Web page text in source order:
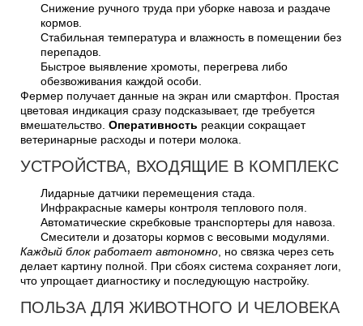
Снижение ручного труда при уборке навоза и раздаче
кормов.
Стабильная температура и влажность в помещении без
перепадов.
Быстрое выявление хромоты, перегрева либо
обезвоживания каждой особи.
Фермер получает данные на экран или смартфон. Простая
цветовая индикация сразу подсказывает, где требуется
вмешательство. Оперативность реакции сокращает
ветеринарные расходы и потери молока.
УСТРОЙСТВА, ВХОДЯЩИЕ В КОМПЛЕКС
Лидарные датчики перемещения стада.
Инфракрасные камеры контроля теплового поля.
Автоматические скребковые транспортеры для навоза.
Смесители и дозаторы кормов с весовыми модулями.
Каждый блок работает автономно , но связка через сеть
делает картину полной. При сбоях система сохраняет логи,
что упрощает диагностику и последующую настройку.
ПОЛЬЗА ДЛЯ ЖИВОТНОГО И ЧЕЛОВЕКА